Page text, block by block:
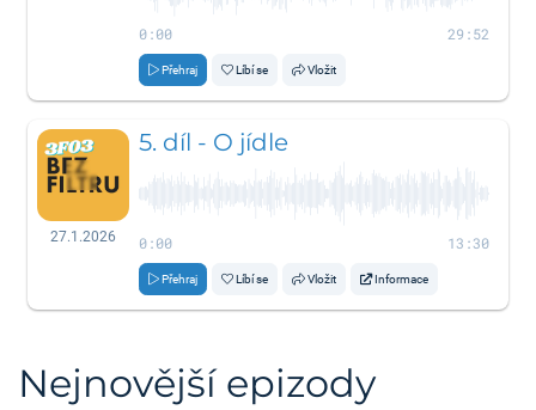
0:00 29:52
Přehraj Líbí se Vložit
27.1.2026
5. díl - O jídle
0:00 13:30
Přehraj Líbí se Vložit Informace
Nejnovější epizody